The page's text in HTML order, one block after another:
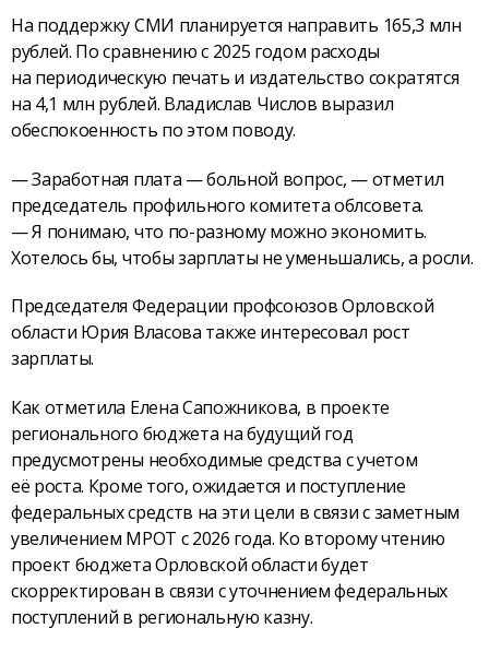
На поддержку СМИ планируется направить 165,3 млн
рублей. По сравнению с 2025 годом расходы
на периодическую печать и издательство сократятся
на 4,1 млн рублей. Владислав Числов выразил
обеспокоенность по этом поводу.
— Заработная плата — больной вопрос, — отметил
председатель профильного комитета облсовета.
— Я понимаю, что по-разному можно экономить.
Хотелось бы, чтобы зарплаты не уменьшались, а росли.
Председателя Федерации профсоюзов Орловской
области Юрия Власова также интересовал рост
зарплаты.
Как отметила Елена Сапожникова, в проекте
регионального бюджета на будущий год
предусмотрены необходимые средства с учетом
её роста. Кроме того, ожидается и поступление
федеральных средств на эти цели в связи с заметным
увеличением МРОТ с 2026 года. Ко второму чтению
проект бюджета Орловской области будет
скорректирован в связи с уточнением федеральных
поступлений в региональную казну.